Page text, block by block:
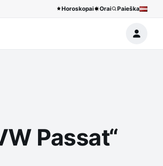
Horoskopai Orai Paieška
Passat“